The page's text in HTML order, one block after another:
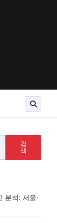
검
색
분석: 서울·